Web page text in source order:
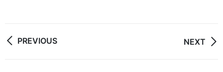
Post
PREVIOUS NEXT